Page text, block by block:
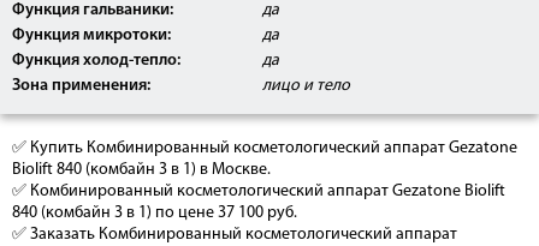
Функция гальваники:
да
Функция микротоки:
да
Функция холод-тепло:
да
Зона применения:
лицо и тело
✅ Купить Комбинированный косметологический аппарат Gezatone
Biolift 840 (комбайн 3 в 1) в Москве.
✅ Комбинированный косметологический аппарат Gezatone Biolift
840 (комбайн 3 в 1) по цене 37 100 руб.
✅ Заказать Комбинированный косметологический аппарат